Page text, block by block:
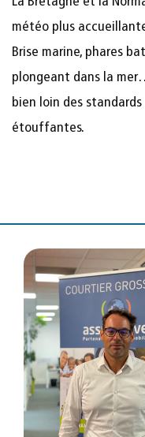
météo plus
Brise marine, phares
plongeant dans la
bien loin des
étouffantes.